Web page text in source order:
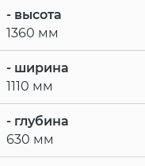
- высота
1360 мм
- ширина
1110 мм
- глубина
630 мм